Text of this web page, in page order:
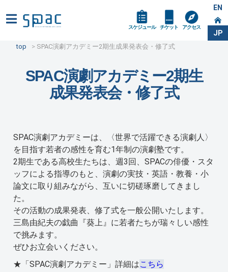
EN
JP
スケジュール チケット アクセス
top SPAC演劇アカデミー2期生 成果発表会・修了式
SPAC演劇アカデミー2期生
成果発表会・修了式
SPAC演劇アカデミーは、〈世界で活躍できる演劇人〉
を目指す若者の感性を育む1年制の演劇塾です。
2期生である高校生たちは、週3回、SPACの俳優・スタ
ッフによる指導のもと、演劇の実技・英語・教養・小
論文に取り組みながら、互いに切磋琢磨してきまし
た。
その活動の成果発表、修了式を一般公開いたします。
三島由紀夫の戯曲『葵上』に若者たちが瑞々しい感性
で挑みます。
ぜひお立会いください。
★「SPAC演劇アカデミー」詳細はこちら